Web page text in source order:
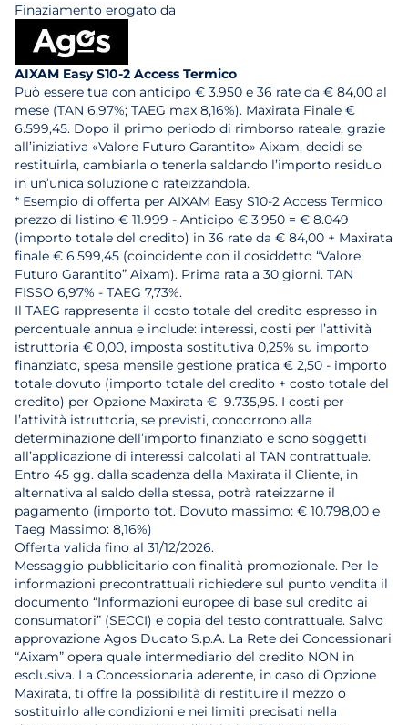
Finaziamento erogato da
AIXAM Easy S10-2 Access Termico
Può essere tua con anticipo € 3.950 e 36 rate da € 84,00 al
mese (TAN 6,97%; TAEG max 8,16%). Maxirata Finale €
6.599,45. Dopo il primo periodo di rimborso rateale, grazie
all’iniziativa «Valore Futuro Garantito» Aixam, decidi se
restituirla, cambiarla o tenerla saldando l’importo residuo
in un’unica soluzione o rateizzandola.
* Esempio di offerta per AIXAM Easy S10-2 Access Termico
prezzo di listino € 11.999 - Anticipo € 3.950 = € 8.049
(importo totale del credito) in 36 rate da € 84,00 + Maxirata
finale € 6.599,45 (coincidente con il cosiddetto “Valore
Futuro Garantito” Aixam). Prima rata a 30 giorni. TAN
FISSO 6,97% - TAEG 7,73%.
Il TAEG rappresenta il costo totale del credito espresso in
percentuale annua e include: interessi, costi per l’attività
istruttoria € 0,00, imposta sostitutiva 0,25% su importo
finanziato, spesa mensile gestione pratica € 2,50 - importo
totale dovuto (importo totale del credito + costo totale del
credito) per Opzione Maxirata € 9.735,95. I costi per
l’attività istruttoria, se previsti, concorrono alla
determinazione dell’importo finanziato e sono soggetti
all’applicazione di interessi calcolati al TAN contrattuale.
Entro 45 gg. dalla scadenza della Maxirata il Cliente, in
alternativa al saldo della stessa, potrà rateizzarne il
pagamento (importo tot. Dovuto massimo: € 10.798,00 e
Taeg Massimo: 8,16%)
Offerta valida fino al 31/12/2026.
Messaggio pubblicitario con finalità promozionale. Per le
informazioni precontrattuali richiedere sul punto vendita il
documento “Informazioni europee di base sul credito ai
consumatori” (SECCI) e copia del testo contrattuale. Salvo
approvazione Agos Ducato S.p.A. La Rete dei Concessionari
“Aixam” opera quale intermediario del credito NON in
esclusiva. La Concessionaria aderente, in caso di Opzione
Maxirata, ti offre la possibilità di restituire il mezzo o
sostituirlo alle condizioni e nei limiti precisati nella